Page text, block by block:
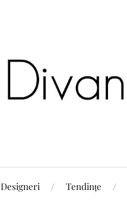
Designeri Tendințe